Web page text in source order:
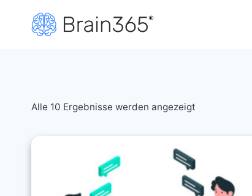
Alle 10 Ergebnisse werden angezeigt